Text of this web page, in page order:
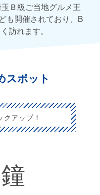
Ｂ級ご当地グルメ王
も開催されており、B
訪れます。
スポット
アップ！